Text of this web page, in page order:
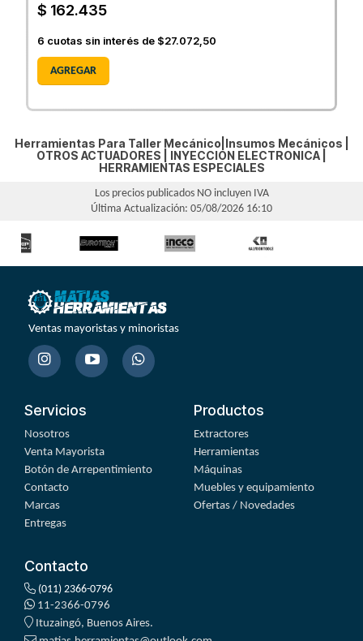
$ 162.435
6 cuotas sin interés de $27.072,50
AGREGAR
Herramientas Para Taller Mecánico|Insumos Mecánicos |
OTROS ACTUADORES
INYECCION ELECTRONICA
HERRAMIENTAS ESPECIALES
Los precios publicados NO incluyen IVA
Última Actualización: 05/08/2026 16:10
Ventas mayoristas y minoristas
Servicios
Nosotros
Venta Mayorista
Botón de Arrepentimiento
Contacto
Marcas
Entregas
Productos
Extractores
Herramientas
Máquinas
Muebles y equipamiento
Ofertas / Novedades
Contacto
(011) 2366-0796
11-2366-0796
Ituzaingó, Buenos Aires.